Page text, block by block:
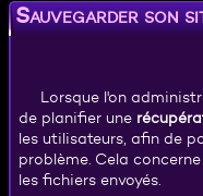
Sauvegarder son
Lorsque l'on
de planifier une
les utilisateurs, afin de
problème. Cela
les fichiers envoyés.